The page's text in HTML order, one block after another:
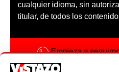
cualquier idioma, sin
titular, de todos los
Empieza a